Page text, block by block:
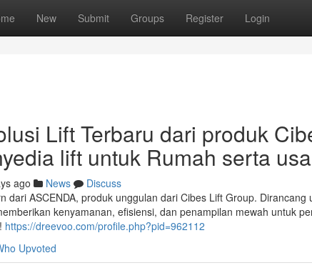
New Submit Groups Register Login
Lift Terbaru dari produk
lift untuk Rumah serta
ago News
Discuss
dari ASCENDA, produk unggulan dari Cibes Lift Group.
kenyamanan, efisiensi, dan penampilan mewah untuk
https://dreevoo.com/profile.php?pid=962112
Upvoted